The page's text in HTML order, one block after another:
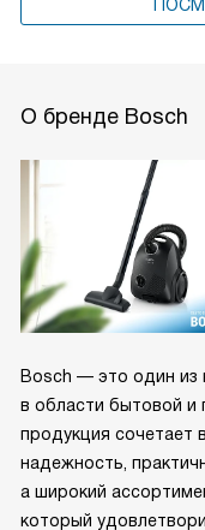
О бренде Bosch
Bosch — это один из
в области бытовой и
продукция сочетает
надежность,
а широкий
который